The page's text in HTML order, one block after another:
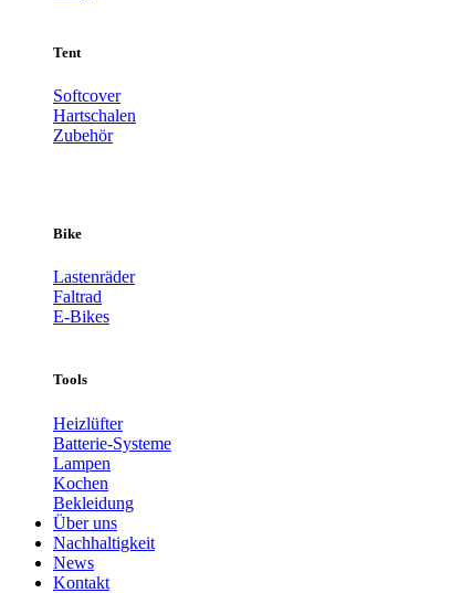
Tent
Softcover
Hartschalen
Zubehör
Bike
Lastenräder
Faltrad
E-Bikes
Tools
Heizlüfter
Batterie-Systeme
Lampen
Kochen
Bekleidung
Über uns
Nachhaltigkeit
News
Kontakt